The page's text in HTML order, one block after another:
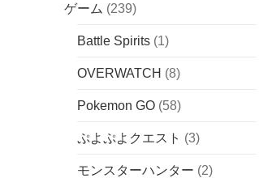
ゲーム (239)
Battle Spirits (1)
OVERWATCH (8)
Pokemon GO (58)
ぷよぷよクエスト (3)
モンスターハンター (2)